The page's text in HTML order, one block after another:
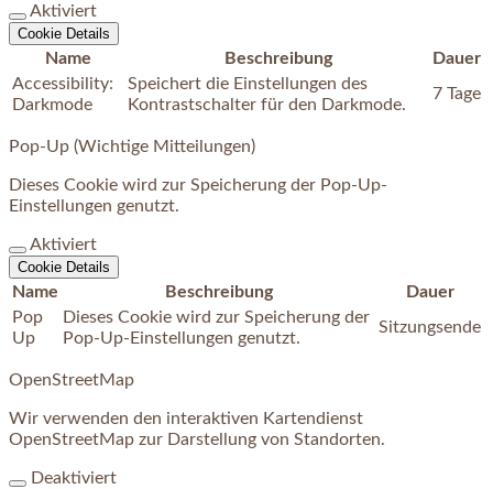
Aktiviert
Cookie Details
Name Beschreibung
Dauer
Accessibility:
Darkmode
Speichert die Einstellungen des
Kontrastschalter für den Darkmode.
7 Tage
Pop-Up (Wichtige Mitteilungen)
Dieses Cookie wird zur Speicherung der Pop-Up-
Einstellungen genutzt.
Aktiviert
Cookie Details
Name Beschreibung
Dauer
Pop
Up
Dieses Cookie wird zur Speicherung der
Pop-Up-Einstellungen genutzt.
Sitzungsende
OpenStreetMap
Wir verwenden den interaktiven Kartendienst
OpenStreetMap zur Darstellung von Standorten.
Deaktiviert